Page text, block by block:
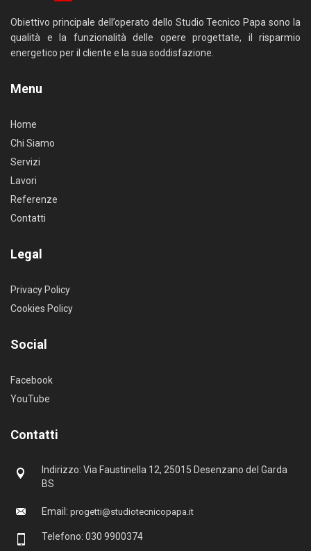
Obiettivo principale dell’operato dello Studio Tecnico Papa sono la
qualità e la funzionalità delle opere progettate, il risparmio
energetico per il cliente e la sua soddisfazione.
Menu
Home
Chi Siamo
Servizi
Lavori
Referenze
Contatti
Legal
Privacy Policy
Cookies Policy
Social
Facebook
YouTube
Contatti
Indirizzo: Via Faustinella 12, 25015 Desenzano del Garda
BS
Email: progetti@studiotecnicopapa.it
Telefono: 030 9900374